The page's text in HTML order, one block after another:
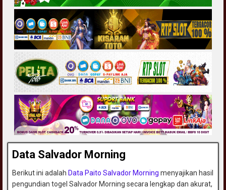
Data Salvador Morning
Berikut ini adalah Data Paito Salvador Morning menyajikan hasil
pengundian togel Salvador Morning secara lengkap dan akurat,